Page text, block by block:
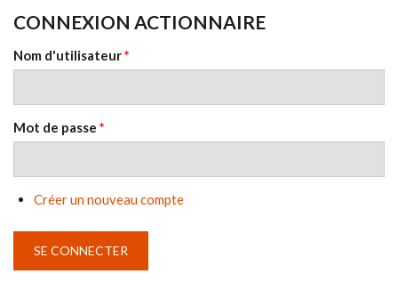
CONNEXION ACTIONNAIRE
Nom d'utilisateur*
Mot de passe *
Créer un nouveau compte